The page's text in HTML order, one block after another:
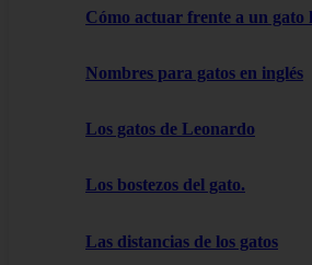
Cómo actuar frente a un gato
Nombres para gatos en inglés
Los gatos de Leonardo
Los bostezos del gato.
Las distancias de los gatos